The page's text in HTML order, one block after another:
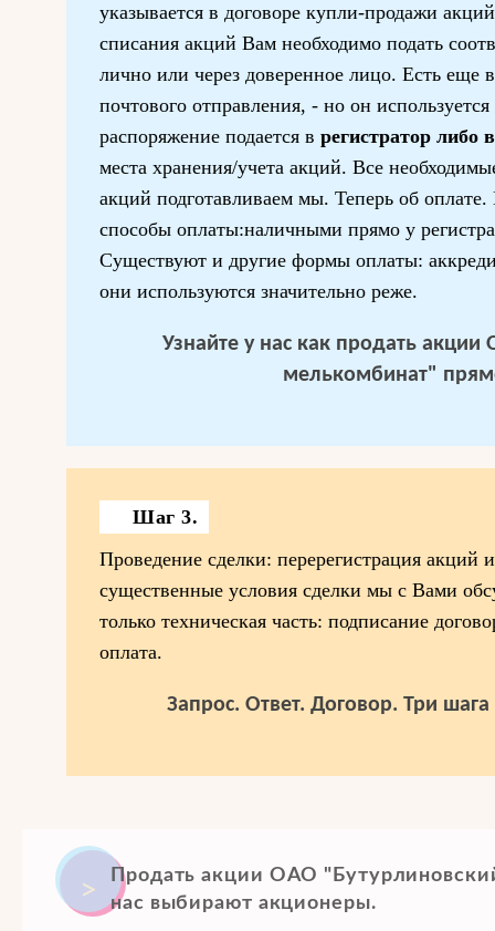
указывается в договоре купли-продажи
списания акций Вам необходимо подать
лично или через доверенное лицо. Есть еще
почтового отправления, - но он
распоряжение подается в регистратор либо
места хранения/учета акций. Все
акций подготавливаем мы. Теперь об
способы оплаты:наличными прямо у
Существуют и другие формы оплаты:
они используются значительно реже.
Узнайте у нас как продать акции
мелькомбинат"
Шаг 3.
Проведение сделки: перерегистрация акций
существенные условия сделки мы с Вами
только техническая часть: подписание
оплата.
Запрос. Ответ. Договор. Три
Продать акции ОАО
нас выбирают акционеры.